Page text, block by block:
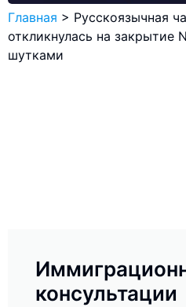
Главная > Русскоязычная
откликнулась на закрытие
шутками
консультации